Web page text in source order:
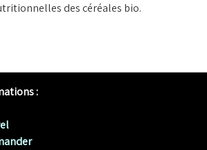
des céréales bio.
: